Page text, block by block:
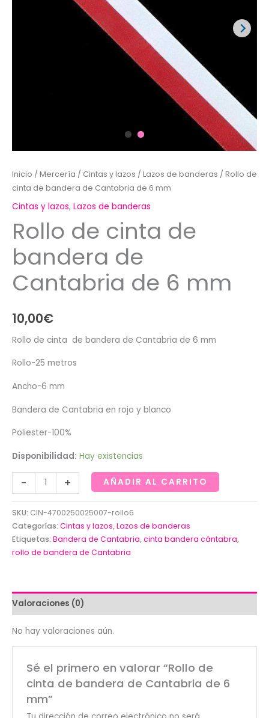
Inicio / Mercería / Cintas y lazos / Lazos de banderas / Rollo de
cinta de bandera de Cantabria de 6 mm
Cintas y lazos, Lazos de banderas
Rollo de cinta de
bandera de
Cantabria de 6 mm
10,00€
Rollo de cinta de bandera de Cantabria de 6 mm
Rollo-25 metros
Ancho-6 mm
Bandera de Cantabria en rojo y blanco
Poliester-100%
Disponibilidad: Hay existencias
-
de
cinta
de
bandera
de
6
mm
cantidad
+ AÑADIR AL CARRITO
SKU: CIN-4700250025007-rollo6
Categorías: Cintas y lazos,Lazos de banderas
Etiquetas: Bandera de Cantabria,cinta bandera cántabra,
rollo de bandera de Cantabria
Valoraciones (0)
No hay valoraciones aún.
Sé el primero en valorar “Rollo de
cinta de bandera de Cantabria de 6
mm”